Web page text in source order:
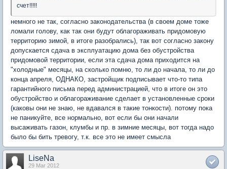
счет!!!!!
немного не так, согласно законодательства (в своем доме тоже
ломали голову, как так они будут облагораживать придомовую
территорию зимой, в итоге разобрались), так вот согласно закону
допускается сдача в эксплуатацию дома без обустройства
придомовой территории, если эта сдача дома приходится на
"холодные" месяцы, на сколько помню, то ли до начала, то ли до
конца апреля, ОДНАКО, застройщик подписывает что-то типа
гарантийного письма перед администрацией, что в итоге он это
обустройство и облагораживание сделает в установленные сроки
(каковы они не знаю, не вдавался в такие тонкости). потому пока
не паникуйте, все нормально, вот если бы они начали
высаживать газон, клумбы и пр. в зимние месяцы, вот тогда надо
было бы бить тревогу, т.к. все это не имеет смысла
LiseNa
29 Mar 2012